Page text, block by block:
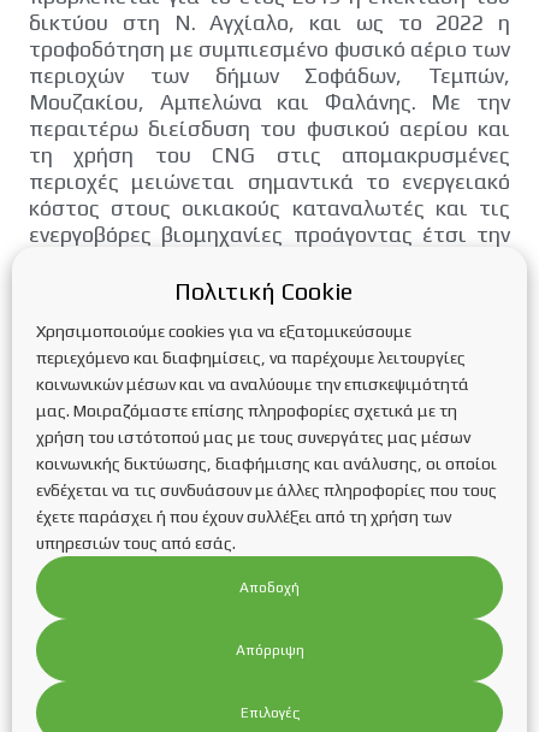
Πρόσφατα άρθρα
Νέα παράταση της προθεσμίας υποβολής των
αιτήσεων χρηματοδότησης στο πρόγραμμα
“ΣΥΣΤΗΜΑΤΑ ΑΠΟΘΗΚΕΥΣΗΣ ΣΕ ΕΠΙΧΕΙΡΗΣΕΙΣ”
δικτύου στη Ν. Αγχίαλο, και ως το 2022 η
τροφοδότηση με συμπιεσμένο φυσικό αέριο των
περιοχών των δήμων Σοφάδων, Τεμπών,
Μουζακίου, Αμπελώνα και Φαλάνης. Με την
περαιτέρω διείσδυση του φυσικού αερίου και
τη χρήση του CNG στις απομακρυσμένες
περιοχές μειώνεται σημαντικά το ενεργειακό
κόστος στους οικιακούς καταναλωτές και τις
ενεργοβόρες βιομηχανίες προάγοντας έτσι την
περιβαλλοντικό αποτύπωμα, όπως επισήμανε ο
Πηγή: B2Green
Πολιτική Cookie
Χρησιμοποιούμε cookies για να εξατομικεύσουμε
περιεχόμενο και διαφημίσεις, να παρέχουμε λειτουργίες
κοινωνικών μέσων και να αναλύουμε την επισκεψιμότητά
μας. Μοιραζόμαστε επίσης πληροφορίες σχετικά με τη
χρήση του ιστότοπού μας με τους συνεργάτες μας μέσων
κοινωνικής δικτύωσης, διαφήμισης και ανάλυσης, οι οποίοι
ενδέχεται να τις συνδυάσουν με άλλες πληροφορίες που τους
έχετε παράσχει ή που έχουν συλλέξει από τη χρήση των
υπηρεσιών τους από εσάς.
Αποδοχή
Απόρριψη
Επιλογές